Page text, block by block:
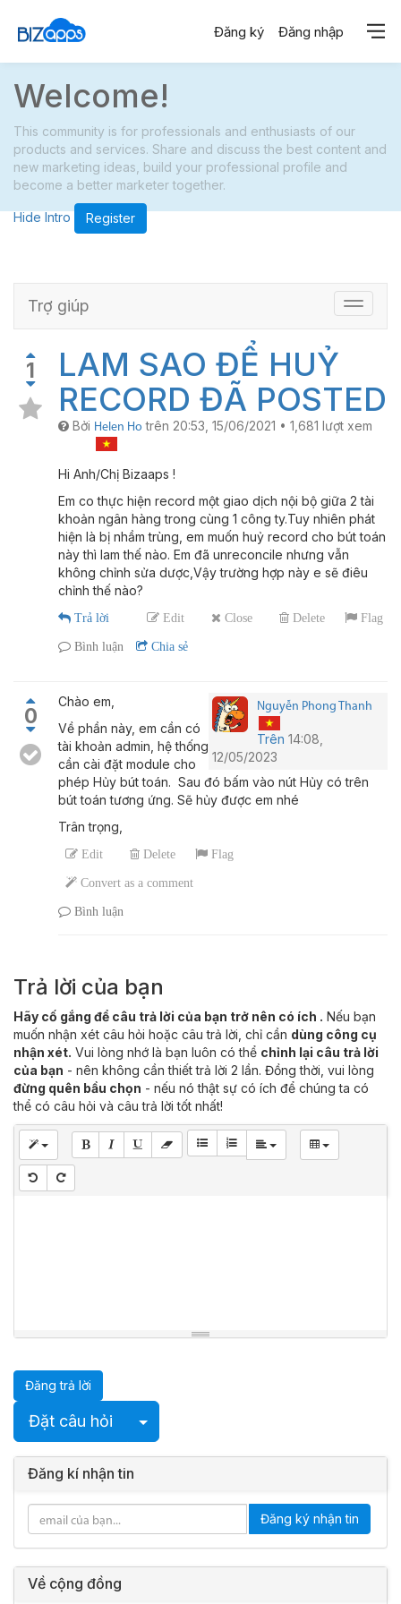
Đăng ký Đăng nhập
Welcome!
This community is for professionals and enthusiasts of our
products and services. Share and discuss the best content and
new marketing ideas, build your professional profile and
become a better marketer together.
Hide Intro Register
Điều
Trợ giúp
1
LAM SAO ĐỂ HUỶ
RECORD ĐÃ POSTED
Bởi Helen Ho trên 20:53, 15/06/2021 • 1,681 lượt xem
Hi Anh/Chị Bizaaps !
Em co thực hiện record một giao dịch nội bộ giữa 2 tài
khoản ngân hàng trong cùng 1 công ty.Tuy nhiên phát
hiện là bị nhầm trùng, em muốn huỷ record cho bút toán
này thì lam thế nào. Em đã unreconcile nhưng vẫn
không chỉnh sửa dược,Vậy trường hợp này e sẽ điêu
chỉnh thế nào?
Edit Close Delete Flag
Trả lời
Bình luận Chia sẻ
0 Nguyễn Phong Thanh
Trên 14:08,
12/05/2023
Chào em,
Về phần này, em cần có
tài khoản admin, hệ thống
cần cài đặt module cho
phép Hủy bút toán. Sau đó bấm vào nút Hủy có trên
bút toán tương ứng. Sẽ hủy được em nhé
Trân trọng,
Edit Delete Flag
Convert as a comment
Bình luận
Trả lời của bạn
Hãy cố gắng để câu trả lời của bạn trở nên có ích . Nếu bạn
muốn nhận xét câu hỏi hoặc câu trả lời, chỉ cần dùng công cụ
nhận xét. Vui lòng nhớ là bạn luôn có thể chỉnh lại câu trả lời
của bạn - nên không cần thiết trả lời 2 lần. Đồng thời, vui lòng
đừng quên bầu chọn - nếu nó thật sự có ích để chúng ta có
thể có câu hỏi và câu trả lời tốt nhất!
Đăng trả lời
Đặt câu hỏi Chọn Bài Đăng
Đăng kí nhận tin
Đăng ký nhận tin
Về cộng đồng